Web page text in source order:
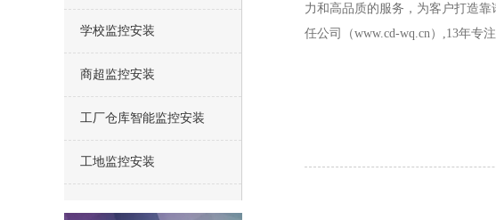
学校监控安装
商超监控安装
工厂仓库智能监控安装
工地监控安装
力和高品质的服务，为客户打造
任公司（www.cd-wq.cn）,13年专